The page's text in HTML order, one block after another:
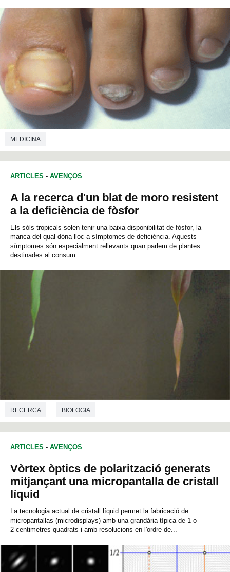
MEDICINA
ARTICLES - AVENÇOS
A la recerca d'un blat de moro resistent
a la deficiència de fòsfor
Els sòls tropicals solen tenir una baixa disponibilitat de fòsfor, la
manca del qual dóna lloc a símptomes de deficiència. Aquests
símptomes són especialment rellevants quan parlem de plantes
destinades al consum...
RECERCA BIOLOGIA
ARTICLES - AVENÇOS
Vòrtex òptics de polarització generats
mitjançant una micropantalla de cristall
líquid
La tecnologia actual de cristall líquid permet la fabricació de
micropantallas (microdisplays) amb una grandària típica de 1 o
2 centimetres quadrats i amb resolucions en l'ordre de...